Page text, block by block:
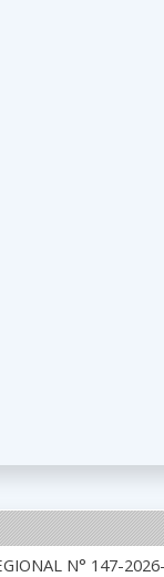
N° 147-